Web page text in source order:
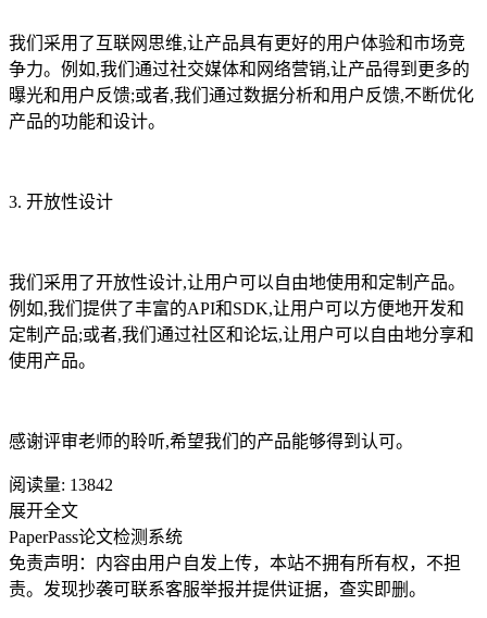
我们采用了互联网思维,让产品具有更好的用户体验和市场竞
争力。例如,我们通过社交媒体和网络营销,让产品得到更多的
曝光和用户反馈;或者,我们通过数据分析和用户反馈,不断优化
产品的功能和设计。
3. 开放性设计
我们采用了开放性设计,让用户可以自由地使用和定制产品。
例如,我们提供了丰富的API和SDK,让用户可以方便地开发和
定制产品;或者,我们通过社区和论坛,让用户可以自由地分享和
使用产品。
感谢评审老师的聆听,希望我们的产品能够得到认可。
阅读量: 13842
展开全文
PaperPass论文检测系统
免责声明：内容由用户自发上传，本站不拥有所有权，不担
责。发现抄袭可联系客服举报并提供证据，查实即删。